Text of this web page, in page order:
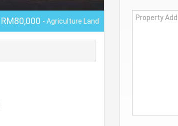
RM80,000 - Agriculture Land